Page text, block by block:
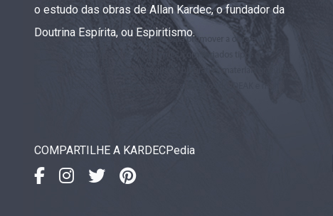
o estudo das obras de Allan Kardec, o fundador da
Doutrina Espírita, ou Espiritismo.
COMPARTILHE A KARDECPedia